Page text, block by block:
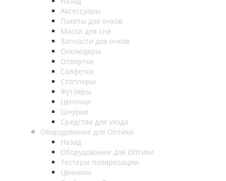
Аксессуары
Пакеты для очков
Маски для сна
Запчасти для очков
Окклюдеры
Отвёртки
Салфетки
Стопперы
Футляры
Цепочки
Шнурки
Средства для ухода
Оборудование для Оптики
Назад
Оборудование для Оптики
Тестеры поляризации
Ценники